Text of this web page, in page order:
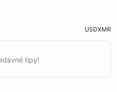
USDXMR
tipy!